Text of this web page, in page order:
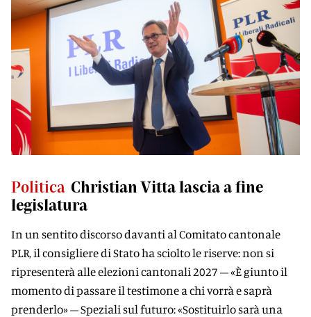
Politica Christian Vitta lascia a fine
legislatura
In un sentito discorso davanti al Comitato cantonale
PLR, il consigliere di Stato ha sciolto le riserve: non si
ripresenterà alle elezioni cantonali 2027 – «È giunto il
momento di passare il testimone a chi vorrà e saprà
prenderlo» – Speziali sul futuro: «Sostituirlo sarà una